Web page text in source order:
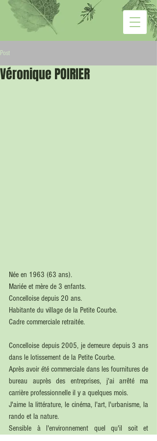
Post
Véronique POIRIER
Née en 1963 (63 ans).
Mariée et mère de 3 enfants.
Concelloise depuis 20 ans.
Habitante du village de la Petite Courbe.
Cadre commerciale retraitée.
Concelloise depuis 2005, je demeure depuis 3 ans
dans le lotissement de la Petite Courbe.
Après avoir été commerciale dans les fournitures de
bureau auprès des entreprises, j'ai arrêté ma
carrière professionnelle il y a quelques mois.
J'aime la littérature, le cinéma, l'art, l'urbanisme, la
rando et la nature.
Sensible à l'environnement quel qu'il soit et